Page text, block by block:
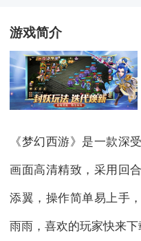
游戏简介
《梦幻西游》是一款深
画面高清精致，采用回
添翼，操作简单易上手
雨雨，喜欢的玩家快来下